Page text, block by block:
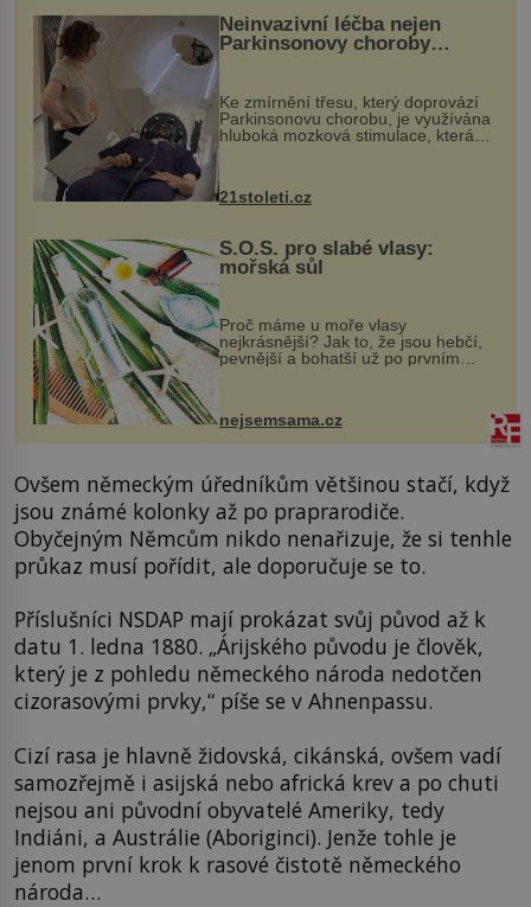
Neinvazivní léčba nejen
Parkinsonovy choroby
Ke zmírnění třesu, který doprovází
Parkinsonovu chorobu, je využívána
hluboká mozková stimulace, která
však vyžaduje vysoce invazivní
k dostatečně přesnému zacílení ...
21stoleti.cz
S.O.S. pro slabé vlasy:
mořská sůl
Proč máme u moře vlasy
nejkrásnější? Jak to, že jsou hebčí,
pevnější a bohatší už po prvním
vlasy. ...
nejsemsama.cz
Ovšem německým úředníkům většinou stačí, když
jsou známé kolonky až po praprarodiče.
Obyčejným Němcům nikdo nenařizuje, že si tenhle
průkaz musí pořídit, ale doporučuje se to.
Příslušníci NSDAP mají prokázat svůj původ až k
datu 1. ledna 1880. „Árijského původu je člověk,
který je z pohledu německého národa nedotčen
cizorasovými prvky,“ píše se v Ahnenpassu.
Cizí rasa je hlavně židovská, cikánská, ovšem vadí
samozřejmě i asijská nebo africká krev a po chuti
nejsou ani původní obyvatelé Ameriky, tedy
Indiáni, a Austrálie (Aboriginci). Jenže tohle je
jenom první krok k rasové čistotě německého
národa…